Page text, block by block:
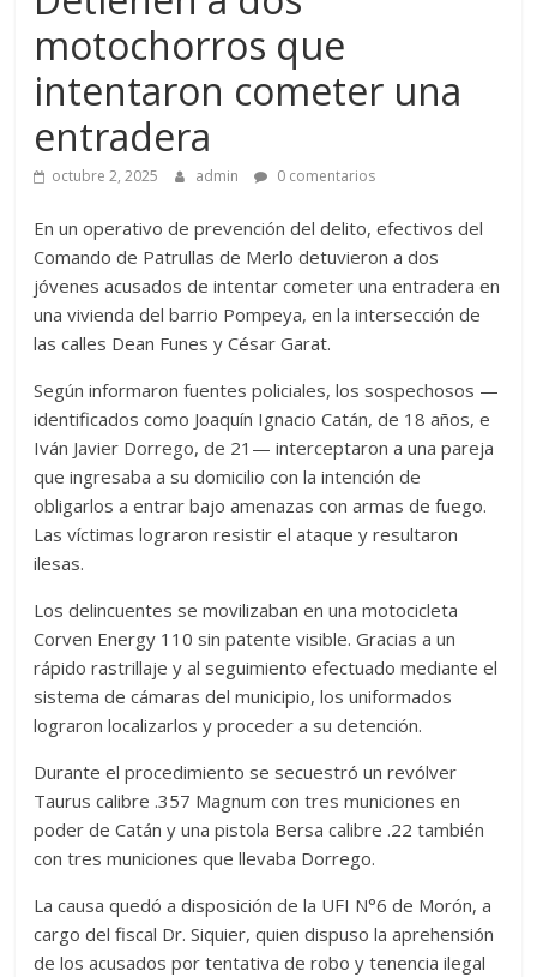
motochorros que
intentaron cometer una
entradera
octubre 2, 2025 admin 0 comentarios
En un operativo de prevención del delito, efectivos del
Comando de Patrullas de Merlo detuvieron a dos
jóvenes acusados de intentar cometer una entradera en
una vivienda del barrio Pompeya, en la intersección de
las calles Dean Funes y César Garat.
Según informaron fuentes policiales, los sospechosos —
identificados como Joaquín Ignacio Catán, de 18 años, e
Iván Javier Dorrego, de 21— interceptaron a una pareja
que ingresaba a su domicilio con la intención de
obligarlos a entrar bajo amenazas con armas de fuego.
Las víctimas lograron resistir el ataque y resultaron
ilesas.
Los delincuentes se movilizaban en una motocicleta
Corven Energy 110 sin patente visible. Gracias a un
rápido rastrillaje y al seguimiento efectuado mediante el
sistema de cámaras del municipio, los uniformados
lograron localizarlos y proceder a su detención.
Durante el procedimiento se secuestró un revólver
Taurus calibre .357 Magnum con tres municiones en
poder de Catán y una pistola Bersa calibre .22 también
con tres municiones que llevaba Dorrego.
La causa quedó a disposición de la UFI N°6 de Morón, a
cargo del fiscal Dr. Siquier, quien dispuso la aprehensión
de los acusados por tentativa de robo y tenencia ilegal